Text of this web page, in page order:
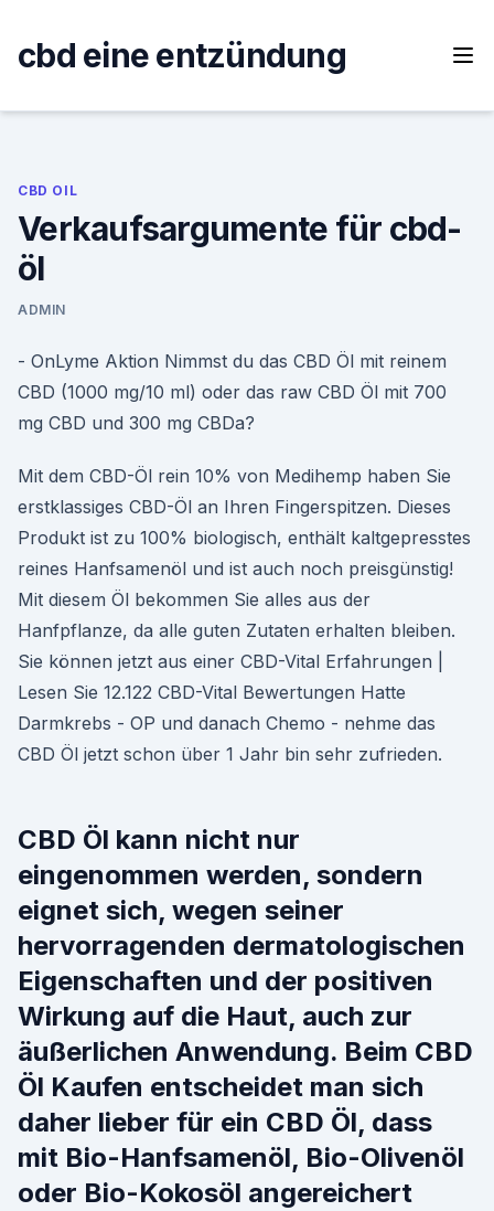
content
cbd eine entzündung
CBD OIL
Verkaufsargumente für cbd-
öl
ADMIN
- OnLyme Aktion Nimmst du das CBD Öl mit reinem
CBD (1000 mg/10 ml) oder das raw CBD Öl mit 700
mg CBD und 300 mg CBDa?
Mit dem CBD-Öl rein 10% von Medihemp haben Sie
erstklassiges CBD-Öl an Ihren Fingerspitzen. Dieses
Produkt ist zu 100% biologisch, enthält kaltgepresstes
reines Hanfsamenöl und ist auch noch preisgünstig!
Mit diesem Öl bekommen Sie alles aus der
Hanfpflanze, da alle guten Zutaten erhalten bleiben.
Sie können jetzt aus einer CBD-Vital Erfahrungen |
Lesen Sie 12.122 CBD-Vital Bewertungen Hatte
Darmkrebs - OP und danach Chemo - nehme das
CBD Öl jetzt schon über 1 Jahr bin sehr zufrieden.
CBD Öl kann nicht nur
eingenommen werden, sondern
eignet sich, wegen seiner
hervorragenden dermatologischen
Eigenschaften und der positiven
Wirkung auf die Haut, auch zur
äußerlichen Anwendung. Beim CBD
Öl Kaufen entscheidet man sich
daher lieber für ein CBD Öl, dass
mit Bio-Hanfsamenöl, Bio-Olivenöl
oder Bio-Kokosöl angereichert